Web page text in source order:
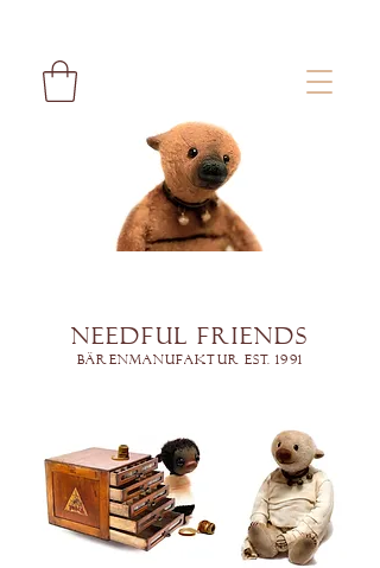
Needful Friends
Bärenmanufaktur est. 1991